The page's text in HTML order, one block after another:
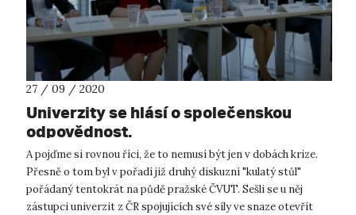
27 / 09 / 2020
Univerzity se hlásí o společenskou
odpovědnost.
A pojďme si rovnou říci, že to nemusí být jen v dobách krize.
Přesně o tom byl v pořadí již druhý diskuzní "kulatý stůl"
pořádaný tentokrát na půdě pražské ČVUT. Sešli se u něj
zástupci univerzit z ČR spojujících své síly ve snaze otevřít